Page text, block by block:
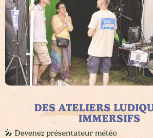
DES ATELIERS
IMMERSIFS
🎤 Devenez présentateur météo